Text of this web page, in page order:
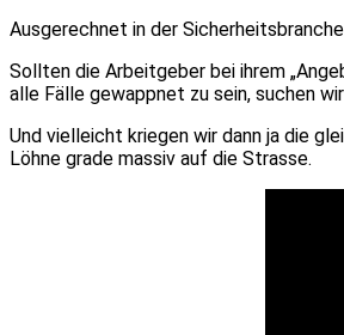
Ausgerechnet in der
Sollten die Arbeitgeber bei ihrem
alle Fälle gewappnet zu sein, suchen
Und vielleicht kriegen wir dann ja die
Löhne grade massiv auf die Strasse.